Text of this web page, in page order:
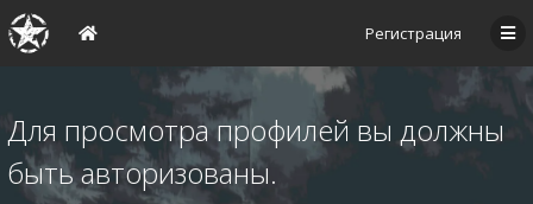
Регистрация
Для просмотра профилей вы должны
быть авторизованы.